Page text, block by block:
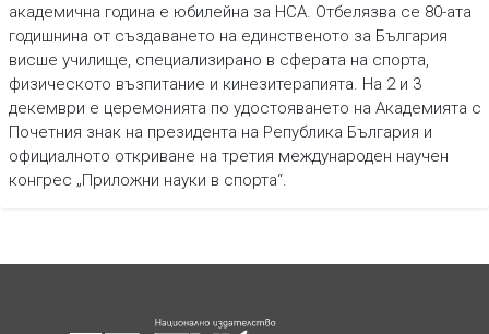
академична година е юбилейна за НСА. Отбелязва се 80-ата
годишнина от създаването на единственото за България
висше училище, специализирано в сферата на спорта,
физическото възпитание и кинезитерапията. На 2 и 3
декември е церемонията по удостояването на Академията с
Почетния знак на президента на Република България и
официалното откриване на третия международен научен
конгрес „Приложни науки в спорта“.